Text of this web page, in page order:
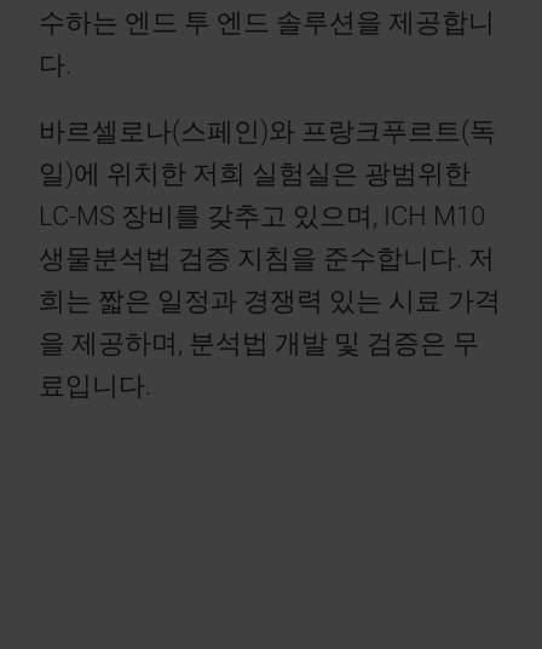
수하는 엔드 투 엔드 솔루션을 제공합니
다.
바르셀로나(스페인)와 프랑크푸르트(독
일)에 위치한 저희 실험실은 광범위한
LC-MS 장비를 갖추고 있으며, ICH M10
생물분석법 검증 지침을 준수합니다. 저
희는 짧은 일정과 경쟁력 있는 시료 가격
을 제공하며, 분석법 개발 및 검증은 무
료입니다.